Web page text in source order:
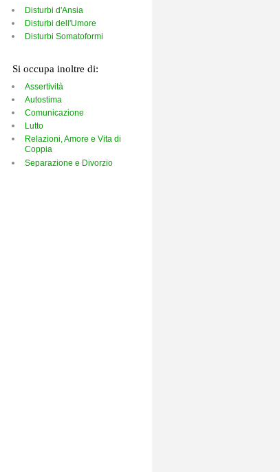
Serena
16 dicembre 2024
Disturbi d'Ansia
Disturbi dell'Umore
Disturbi Somatoformi
Si occupa inoltre di:
Assertività
Autostima
Comunicazione
Lutto
Relazioni, Amore e Vita di
Coppia
Separazione e Divorzio